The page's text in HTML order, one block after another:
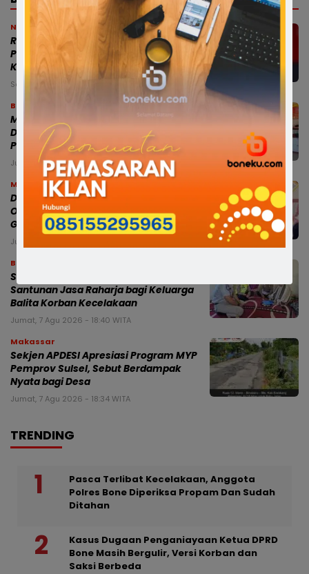
News
RISWAN RUSANDY PERKUAT BARISAN
PC SATRIA BONE, SIAP JAGA BASIS DI 27
KECAMATAN
Sabtu, 8 Agu 2026 - 02:45 WITA
Bone
Modus Pesan Telur Bayar Sebagian,
Dugaan Penipuan di Bone Rugikan
Pedagang Ratusan Juta
Jumat, 7 Agu 2026 - 18:54 WITA
Makassar
Dampingi Mensos, Gubernur Sulsel
Optimistis Sekolah Rakyat Cetak
Generasi Berakhlak dan Berdaya Saing
Jumat, 7 Agu 2026 - 18:44 WITA
Bone
Satlantas Polres Bone Fasilitasi
Santunan Jasa Raharja bagi Keluarga
Balita Korban Kecelakaan
Jumat, 7 Agu 2026 - 18:40 WITA
Makassar
Sekjen APDESI Apresiasi Program MYP
Pemprov Sulsel, Sebut Berdampak
Nyata bagi Desa
Jumat, 7 Agu 2026 - 18:34 WITA
TRENDING
Pasca Terlibat Kecelakaan, Anggota
Polres Bone Diperiksa Propam Dan Sudah
Ditahan
Kasus Dugaan Penganiayaan Ketua DPRD
Bone Masih Bergulir, Versi Korban dan
Saksi Berbeda